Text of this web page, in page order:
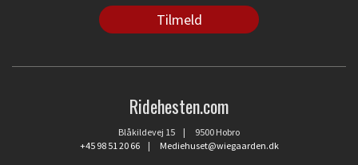
Ridehesten.com
Blåkildevej 15 | 9500 Hobro
+45 98 51 20 66| Mediehuset@wiegaarden.dk